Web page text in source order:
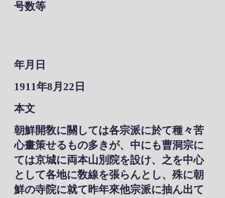
号数等
年月日
1911年8月22日
本文
朝鮮開敎に關しては各宗派に於て種々苦
心畫策せるもの多きが、中にも曹洞宗に
ては京城に両本山別院を設け、之を中心
として各地に敎線を張らんとし、殊に朝
鮮の寺院に就て昨年來他宗派に抽ん出て